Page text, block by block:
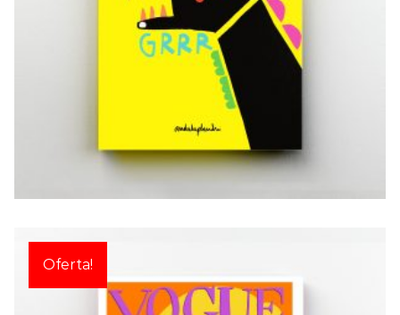
€ 20,00
Oferta!